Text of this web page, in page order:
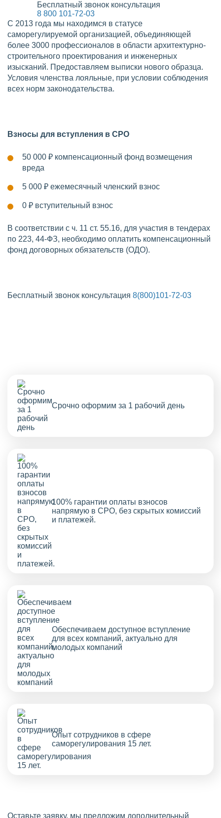
Бесплатный звонок консультация
8 800 101-72-03
С 2013 года мы находимся в статусе
саморегулируемой организацией, объединяющей
более 3000 профессионалов в области архитектурно-
строительного проектирования и инженерных
изысканий. Предоставляем выписки нового образца.
Условия членства лояльные, при условии соблюдения
всех норм законодательства.
Взносы для вступления в СРО
50 000 ₽ компенсационный фонд возмещения
вреда
5 000 ₽ ежемесячный членский взнос
0 ₽ вступительный взнос
В соответствии с ч. 11 ст. 55.16, для участия в тендерах
по 223, 44-ФЗ, необходимо оплатить компенсационный
фонд договорных обязательств (ОДО).
Бесплатный звонок консультация 8(800)101-72-03
Срочно оформим за 1 рабочий день
100% гарантии оплаты взносов
напрямую в СРО, без скрытых комиссий
и платежей.
Обеспечиваем доступное вступление
для всех компаний, актуально для
молодых компаний
Опыт сотрудников в сфере
саморегулирования 15 лет.
Оставьте заявку, мы предложим дополнительный